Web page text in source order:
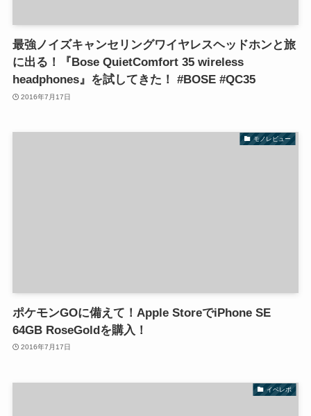
最強ノイズキャンセリングワイヤレスヘッドホンと旅
に出る！『Bose QuietComfort 35 wireless
headphones』を試してきた！ #BOSE #QC35
2016年7月17日
モノレビュー
ポケモンGOに備えて！Apple StoreでiPhone SE
64GB RoseGoldを購入！
2016年7月17日
イベレポ